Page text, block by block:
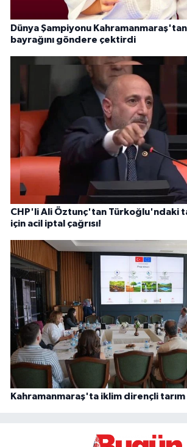
Dünya Şampiyonu
bayrağını göndere çektirdi
CHP'li Ali Öztunç'tan Türkoğlu'ndaki
için acil iptal çağrısı!
Kahramanmaraş'ta iklim dirençli